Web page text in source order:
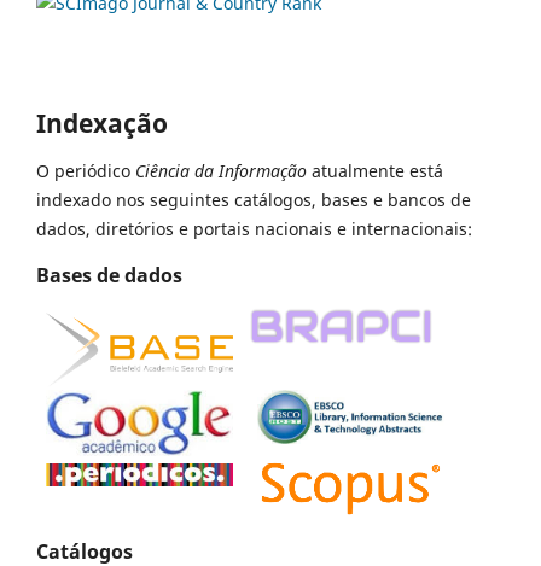
Indexação
O periódico Ciência da Informação atualmente está
indexado nos seguintes catálogos, bases e bancos de
dados, diretórios e portais nacionais e internacionais:
Bases de dados
Catálogos